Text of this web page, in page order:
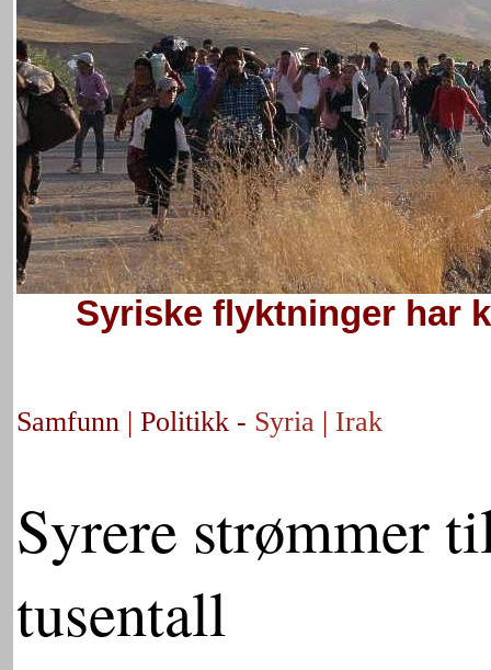
Syriske flyktninger har
Samfunn | Politikk - Syria | Irak
Syrere strømmer
tusentall